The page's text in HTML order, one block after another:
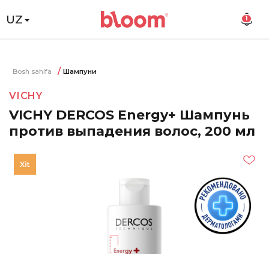
UZ 1
Bosh sahifa Шампуни
VICHY
VICHY DERCOS Energy+ Шампунь
против выпадения волос, 200 мл